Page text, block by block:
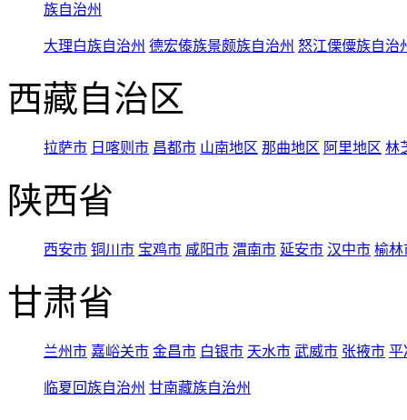
族自治州
大理白族自治州 德宏傣族景颇族自治州 怒江傈僳族自治
西藏自治区
拉萨市 日喀则市 昌都市 山南地区 那曲地区 阿里地区 林
陕西省
西安市 铜川市 宝鸡市 咸阳市 渭南市 延安市 汉中市 榆林
甘肃省
兰州市 嘉峪关市 金昌市 白银市 天水市 武威市 张掖市 平
临夏回族自治州 甘南藏族自治州